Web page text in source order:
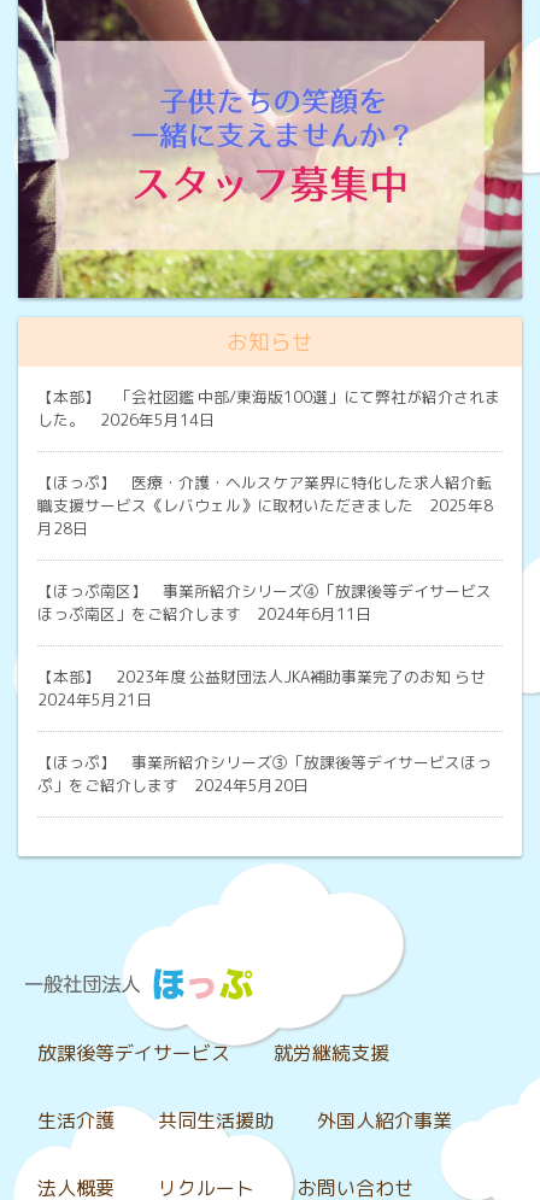
お知らせ
【本部】
「会社図鑑 中部/東海版100選」にて弊社が紹介されま
した。 2026年5月14日
【ほっぷ】
医療・介護・ヘルスケア業界に特化した求人紹介転
職支援サービス《レバウェル》に取材いただきました 2025年8
月28日
【ほっぷ南区】
事業所紹介シリーズ④「放課後等デイサービス
ほっぷ南区」をご紹介します 2024年6月11日
【本部】
2023年度 公益財団法人JKA補助事業完了のお知 らせ
2024年5月21日
【ほっぷ】
事業所紹介シリーズ③「放課後等デイサービスほっ
ぷ」をご紹介します 2024年5月20日
放課後等デイサービス 就労継続支援
生活介護 共同生活援助 外国人紹介事業
法人概要 リクルート お問い合わせ